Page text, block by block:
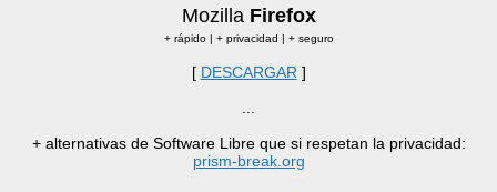
Mozilla Firefox
+ rápido | + privacidad | + seguro
[ DESCARGAR]
...
+ alternativas de Software Libre que si respetan la privacidad:
prism-break.org